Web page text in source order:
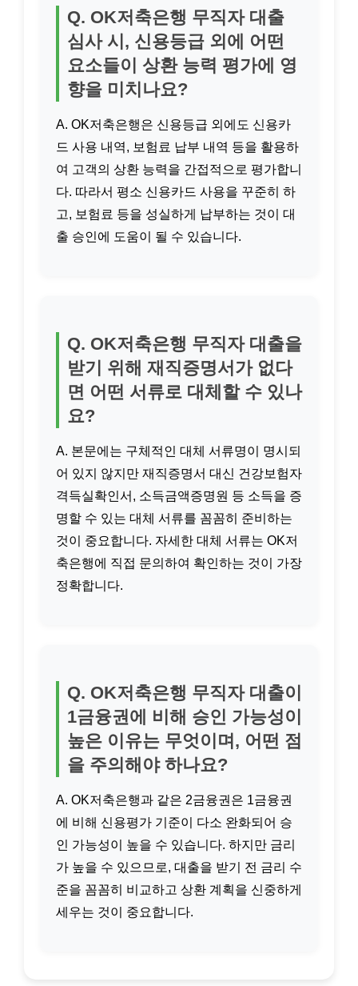
Q. OK저축은행 무직자 대출
심사 시, 신용등급 외에 어떤
요소들이 상환 능력 평가에 영
향을 미치나요?
A. OK저축은행은 신용등급 외에도 신용카
드 사용 내역, 보험료 납부 내역 등을 활용하
여 고객의 상환 능력을 간접적으로 평가합니
다. 따라서 평소 신용카드 사용을 꾸준히 하
고, 보험료 등을 성실하게 납부하는 것이 대
출 승인에 도움이 될 수 있습니다.
Q. OK저축은행 무직자 대출을
받기 위해 재직증명서가 없다
면 어떤 서류로 대체할 수 있나
요?
A. 본문에는 구체적인 대체 서류명이 명시되
어 있지 않지만 재직증명서 대신 건강보험자
격득실확인서, 소득금액증명원 등 소득을 증
명할 수 있는 대체 서류를 꼼꼼히 준비하는
것이 중요합니다. 자세한 대체 서류는 OK저
축은행에 직접 문의하여 확인하는 것이 가장
정확합니다.
Q. OK저축은행 무직자 대출이
1금융권에 비해 승인 가능성이
높은 이유는 무엇이며, 어떤 점
을 주의해야 하나요?
A. OK저축은행과 같은 2금융권은 1금융권
에 비해 신용평가 기준이 다소 완화되어 승
인 가능성이 높을 수 있습니다. 하지만 금리
가 높을 수 있으므로, 대출을 받기 전 금리 수
준을 꼼꼼히 비교하고 상환 계획을 신중하게
세우는 것이 중요합니다.